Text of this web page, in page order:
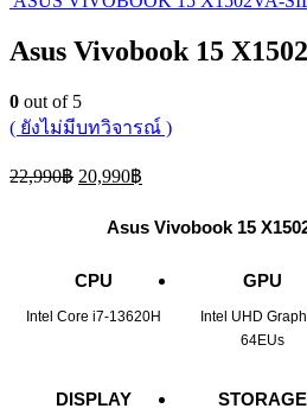
Asus Vivobook 15
0 out of 5
( ยังไม่มีบทวิจารณ์ )
22,990฿ Original
price
22,990฿.
20,990฿
price
20,990฿.
Asus Vivobook 15
CPU
Intel Core i7-13620H
GPU
Intel UHD
64EUs
DISPLAY STORAGE